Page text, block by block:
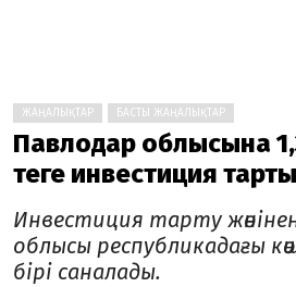
ЖАҢАЛЫҚТАР БАСТЫ ЖАҢАЛЫҚТАР
Павлодар облысына
теңге инвестиция
Инвестиция тарту
облысы республикадағы
бірі саналады.